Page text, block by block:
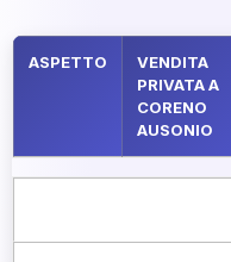
ASPETTO
VENDITA
PRIVATA A
CORENO
AUSONIO